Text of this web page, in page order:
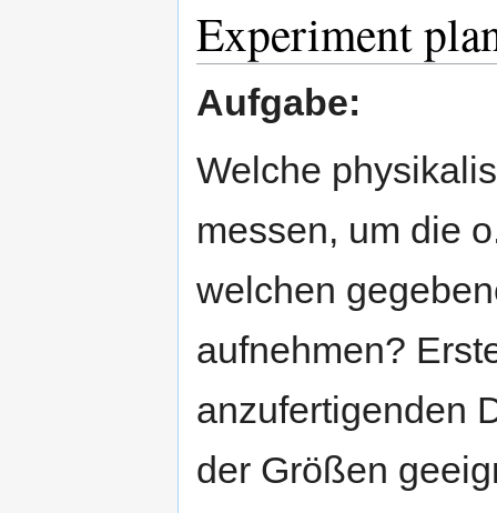
Experiment
Aufgabe:
Welche
messen, um die
welchen
aufnehmen?
anzufertigenden
der Größen